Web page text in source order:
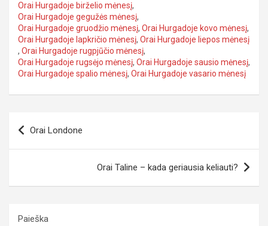
Orai Hurgadoje birželio mėnesį,
Orai Hurgadoje gegužės mėnesį,
Orai Hurgadoje gruodžio mėnesį, Orai Hurgadoje kovo mėnesį,
Orai Hurgadoje lapkričio mėnesį, Orai Hurgadoje liepos mėnesį
, Orai Hurgadoje rugpjūčio mėnesį,
Orai Hurgadoje rugsėjo mėnesį, Orai Hurgadoje sausio mėnesį,
Orai Hurgadoje spalio mėnesį, Orai Hurgadoje vasario mėnesį
Navigacija
tarp
Orai Londone
Orai Taline – kada geriausia keliauti?
Paieška